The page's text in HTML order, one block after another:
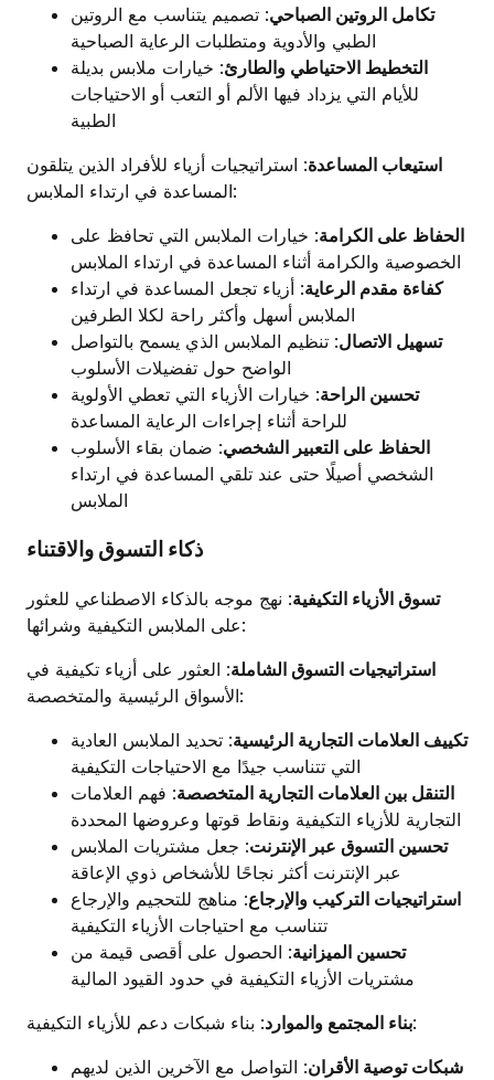
تكامل الروتين الصباحي: تصميم يتناسب مع الروتين
الطبي والأدوية ومتطلبات الرعاية الصباحية
التخطيط الاحتياطي والطارئ: خيارات ملابس بديلة
للأيام التي يزداد فيها الألم أو التعب أو الاحتياجات
الطبية
استيعاب المساعدة: استراتيجيات أزياء للأفراد الذين يتلقون
المساعدة في ارتداء الملابس:
الحفاظ على الكرامة: خيارات الملابس التي تحافظ على
الخصوصية والكرامة أثناء المساعدة في ارتداء الملابس
كفاءة مقدم الرعاية: أزياء تجعل المساعدة في ارتداء
الملابس أسهل وأكثر راحة لكلا الطرفين
تسهيل الاتصال: تنظيم الملابس الذي يسمح بالتواصل
الواضح حول تفضيلات الأسلوب
تحسين الراحة: خيارات الأزياء التي تعطي الأولوية
للراحة أثناء إجراءات الرعاية المساعدة
الحفاظ على التعبير الشخصي: ضمان بقاء الأسلوب
الشخصي أصيلًا حتى عند تلقي المساعدة في ارتداء
الملابس
ذكاء التسوق والاقتناء
تسوق الأزياء التكيفية: نهج موجه بالذكاء الاصطناعي للعثور
على الملابس التكيفية وشرائها:
استراتيجيات التسوق الشاملة: العثور على أزياء تكيفية في
الأسواق الرئيسية والمتخصصة:
تكييف العلامات التجارية الرئيسية: تحديد الملابس العادية
التي تتناسب جيدًا مع الاحتياجات التكيفية
التنقل بين العلامات التجارية المتخصصة: فهم العلامات
التجارية للأزياء التكيفية ونقاط قوتها وعروضها المحددة
تحسين التسوق عبر الإنترنت: جعل مشتريات الملابس
عبر الإنترنت أكثر نجاحًا للأشخاص ذوي الإعاقة
استراتيجيات التركيب والإرجاع: مناهج للتحجيم والإرجاع
تتناسب مع احتياجات الأزياء التكيفية
تحسين الميزانية: الحصول على أقصى قيمة من
مشتريات الأزياء التكيفية في حدود القيود المالية
بناء المجتمع والموارد: بناء شبكات دعم للأزياء التكيفية:
شبكات توصية الأقران: التواصل مع الآخرين الذين لديهم